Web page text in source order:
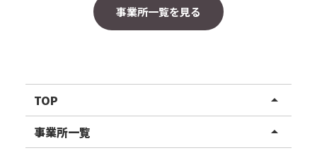
事業所一覧を見る
TOP arrow_drop_up
リハスワーク
事業所一覧 arrow_drop_up